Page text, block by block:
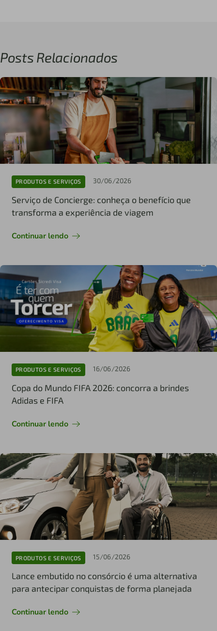
Posts Relacionados
PRODUTOS E SERVIÇOS 30/06/2026
Serviço de Concierge: conheça o benefício que
transforma a experiência de viagem
Continuar lendo
PRODUTOS E SERVIÇOS 16/06/2026
Copa do Mundo FIFA 2026: concorra a brindes
Adidas e FIFA
Continuar lendo
PRODUTOS E SERVIÇOS 15/06/2026
Lance embutido no consórcio é uma alternativa
para antecipar conquistas de forma planejada
Continuar lendo